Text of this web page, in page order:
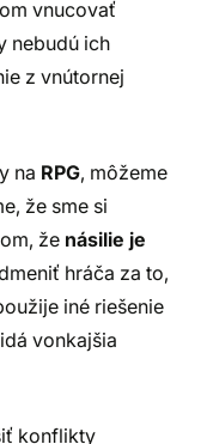
vnucovať
nebudú ich
z vnútornej
na RPG, môžeme
že sme si
že násilie je
hráča za to,
iné riešenie
vonkajšia
konflikty